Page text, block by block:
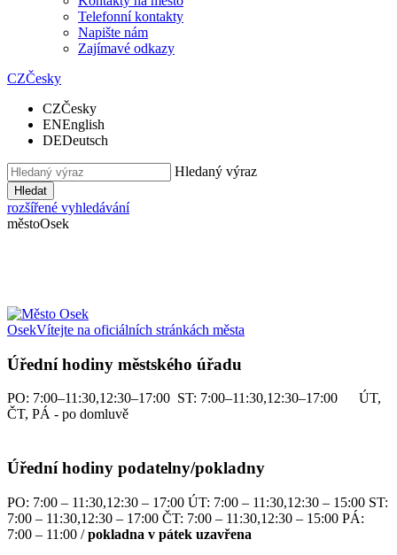
Telefonní kontakty
Napište nám
Zajímavé odkazy
CZČesky
CZČesky
ENEnglish
DEDeutsch
Hledaný výraz
Hledat
rozšířené vyhledávání
městoOsek
OsekVítejte na oficiálních stránkách města
Úřední hodiny městského úřadu
PO: 7:00–11:30,12:30–17:00 ST: 7:00–11:30,12:30–17:00 ÚT,
ČT, PÁ - po domluvě
Úřední hodiny podatelny/pokladny
PO: 7:00 – 11:30,12:30 – 17:00 ÚT: 7:00 – 11:30,12:30 – 15:00 ST:
7:00 – 11:30,12:30 – 17:00 ČT: 7:00 – 11:30,12:30 – 15:00 PÁ:
7:00 – 11:00 /pokladna v pátek uzavřena